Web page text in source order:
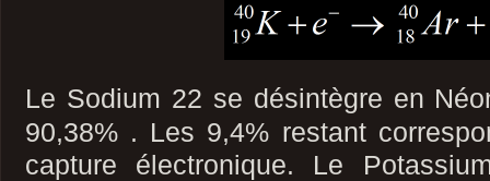
Le Sodium 22 se désintègre en
90,38% . Les 9,4% restant
capture électronique. Le